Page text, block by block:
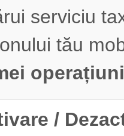
serviciu
tău
/